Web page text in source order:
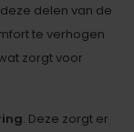
delen van de
te verhogen
zorgt voor
. Deze zorgt er